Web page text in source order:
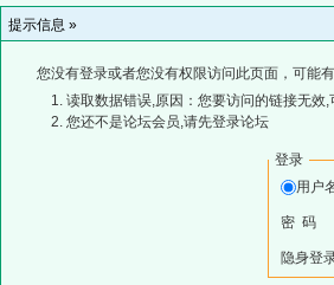
提示信息 »
您没有登录或者您没有权限访问此页面，可能
读取数据错误,原因：您要访问的链接无效
您还不是论坛会员,请先登录论坛
登录
用户
密 码
隐身登